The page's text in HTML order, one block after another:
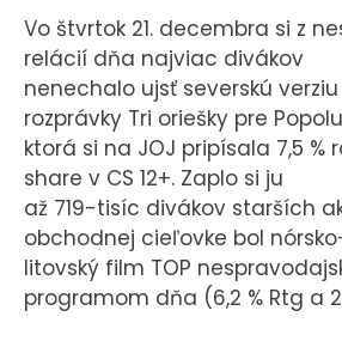
Vo štvrtok 21. decembra si z
relácií dňa najviac divákov
nenechalo ujsť severskú
rozprávky Tri oriešky pre
ktorá si na JOJ pripísala 7,5 %
share v CS 12+. Zaplo si ju
až 719-tisíc divákov starších
obchodnej cieľovke bol
litovský film TOP
programom dňa (6,2 % Rtg a